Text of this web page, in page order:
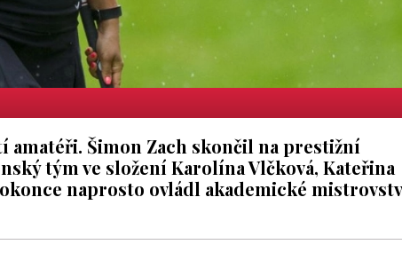
amatéři. Šimon Zach skončil na prestižní
tým ve složení Karolína Vlčková, Kateřina
naprosto ovládl akademické